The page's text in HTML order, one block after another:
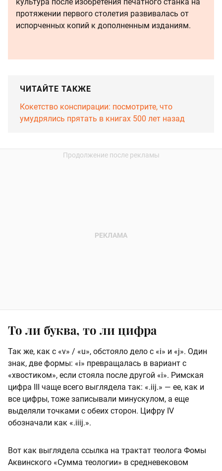
протяжении первого столетия развивалась от
испорченных копий к дополненным изданиям.
ЧИТАЙТЕ ТАКЖЕ
Кокетство конспирации: посмотрите, что
умудрялись прятать в книгах 500 лет назад
То ли буква, то ли цифра
Так же, как с «v» / «u», обстояло дело с «i» и «j». Один
знак, две формы: «i» превращалась в вариант с
«хвостиком», если стояла после другой «i». Римская
цифра III чаще всего выглядела так: «.iij.» — ее, как и
все цифры, тоже записывали минускулом, а еще
выделяли точками с обеих сторон. Цифру IV
обозначали как «.iiij.».
Вот как выглядела ссылка на трактат теолога Фомы
Аквинского «Сумма теологии» в средневековом